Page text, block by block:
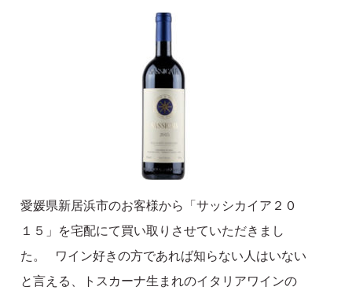
愛媛県新居浜市のお客様から「サッシカイア２０
１５」を宅配にて買い取りさせていただきまし
た。 ワイン好きの方であれば知らない人はいない
と言える、トスカーナ生まれのイタリアワインの